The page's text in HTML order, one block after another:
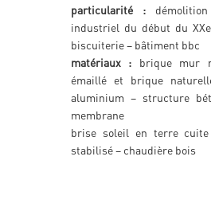
particularité :
industriel du début du
biscuiterie – bâtiment bbc
matériaux : brique mur
émaillé et brique
aluminium – structure
membrane
brise soleil en terre
stabilisé – chaudière bois